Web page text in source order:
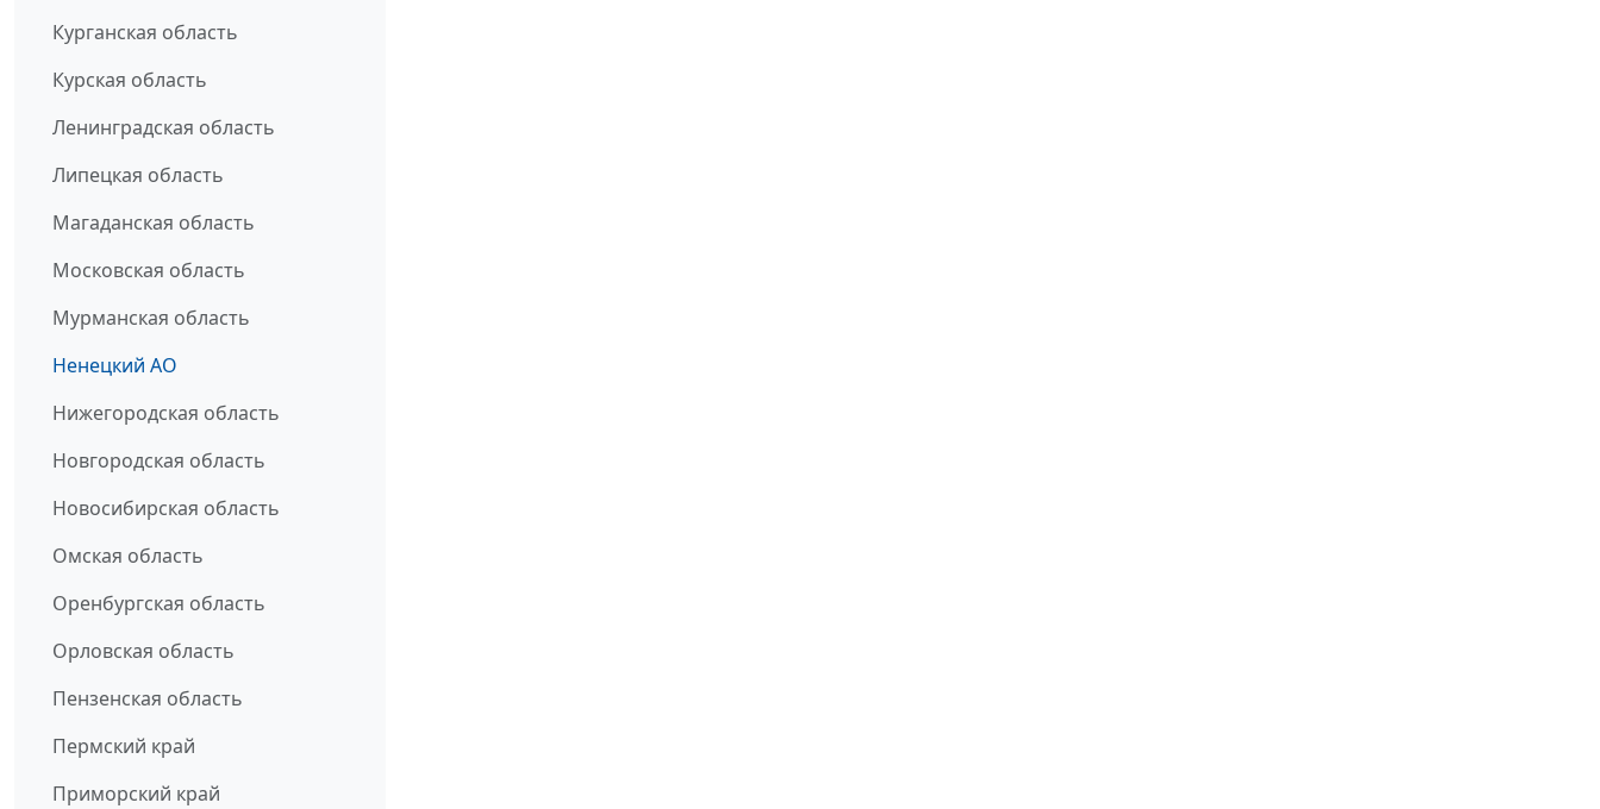
Курганская область
Курская область
Ленинградская область
Липецкая область
Магаданская область
Московская область
Мурманская область
Ненецкий АО
Нижегородская область
Новгородская область
Новосибирская область
Омская область
Оренбургская область
Орловская область
Пензенская область
Пермский край
Приморский край